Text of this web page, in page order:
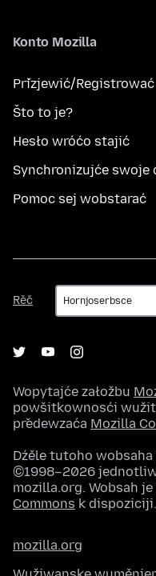
Konto Mozilla
Přizjewić/Registrować
Što to je?
Hesło wróćo stajić
Synchronizujće swoje
Pomoc sej wobstarać
Rěč
Rěč
Wopytajće załožbu
powšitkownosći
předewzaća Mozilla
Dźěle tutoho
©1998–2026
mozilla.org. Wobsah je
Commons k dispoziciji.
mozilla.org